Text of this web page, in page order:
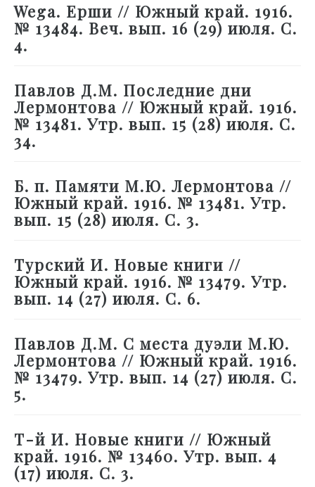
Wega. Ерши // Южный край. 1916.
№ 13484. Веч. вып. 16 (29) июля. С.
4.
Павлов Д.М. Последние дни
Лермонтова // Южный край. 1916.
№ 13481. Утр. вып. 15 (28) июля. С.
34.
Б. п. Памяти М.Ю. Лермонтова //
Южный край. 1916. № 13481. Утр.
вып. 15 (28) июля. С. 3.
Турский И. Новые книги //
Южный край. 1916. № 13479. Утр.
вып. 14 (27) июля. С. 6.
Павлов Д.М. С места дуэли М.Ю.
Лермонтова // Южный край. 1916.
№ 13479. Утр. вып. 14 (27) июля. С.
5.
Т-й И. Новые книги // Южный
край. 1916. № 13460. Утр. вып. 4
(17) июля. С. 3.